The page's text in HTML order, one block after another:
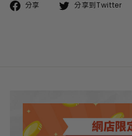
分享 分享到Twitter